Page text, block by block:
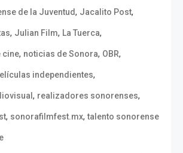
de la Juventud, Jacalito Post,
, Julian Film, La Tuerca,
cine, noticias de Sonora, OBR,
independientes,
, realizadores sonorenses,
, sonorafilmfest.mx,talento sonorense